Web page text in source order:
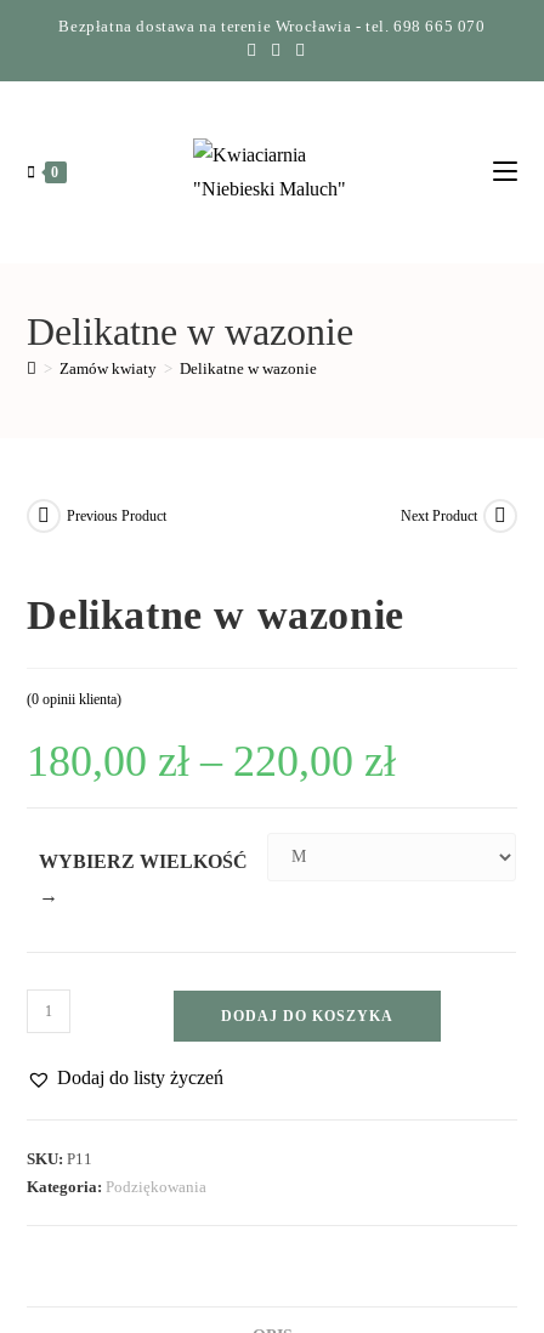
Bezpłatna dostawa na terenie Wrocławia - tel. 698 665 070
0
Delikatne w wazonie
> Zamów kwiaty > Delikatne w wazonie
Previous Product Next Product
Delikatne w wazonie
(0 opinii klienta)
180,00 zł – 220,00 zł
WYBIERZ WIELKOŚĆ
→
DODAJ DO KOSZYKA
Dodaj do listy życzeń
SKU:P11
Kategoria: Podziękowania